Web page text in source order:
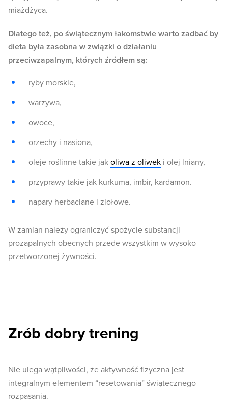
miażdżyca.
Dlatego też, po świątecznym łakomstwie warto zadbać by
dieta była zasobna w związki o działaniu
przeciwzapalnym, których źródłem są:
ryby morskie,
warzywa,
owoce,
orzechy i nasiona,
oleje roślinne takie jak oliwa z oliwek i olej lniany,
przyprawy takie jak kurkuma, imbir, kardamon.
napary herbaciane i ziołowe.
W zamian należy ograniczyć spożycie substancji
prozapalnych obecnych przede wszystkim w wysoko
przetworzonej żywności.
Zrób dobry trening
Nie ulega wątpliwości, że aktywność fizyczna jest
integralnym elementem “resetowania” świątecznego
rozpasania.